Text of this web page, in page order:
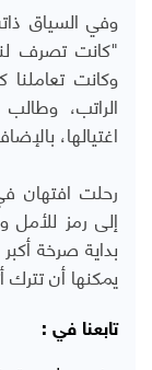
وفي السياق
"كانت تصرف
وكانت تعاملنا
الراتب،
اغتيالها،
رحلت افتهان
إلى رمز للأمل
بداية صرخة
يمكنها أن
تابعنا في :